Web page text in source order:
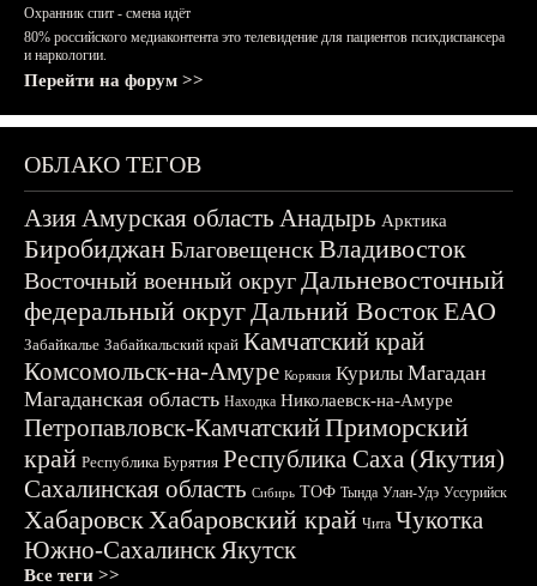
Охранник спит - смена идёт
80% российского медиаконтента это телевидение для пациентов психдиспансера
и наркологии.
Перейти на форум >>
ОБЛАКО ТЕГОВ
АзияАмурская область Анадырь Арктика
БиробиджанБлаговещенскВладивосток
Восточный военный округДальневосточный
федеральный округДальний ВостокЕАО
Забайкалье Забайкальский край Камчатский край
Комсомольск-на-Амуре Корякия Курилы Магадан
Магаданская область Находка Николаевск-на-Амуре
Петропавловск-КамчатскийПриморский
край Республика Бурятия Республика Саха (Якутия)
Сахалинская область Сибирь ТОФ Тында Улан-Удэ Уссурийск
ХабаровскХабаровский край Чита Чукотка
Южно-СахалинскЯкутск
Все теги >>